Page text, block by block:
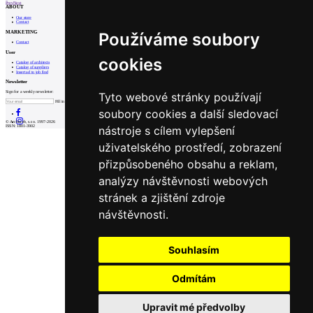
Používáme soubory
cookies
Tyto webové stránky používají
soubory cookies a další sledovací
nástroje s cílem vylepšení
uživatelského prostředí, zobrazení
přizpůsobeného obsahu a reklam,
analýzy návštěvnosti webových
stránek a zjištění zdroje
návštěvnosti.
Souhlasím
Odmítám
Upravit mé předvolby
PrevNext
ABOUT
Our store
Contact
MARKETING
Contact
User
Catalog of architects
Catalog of suppliers
Insert ad to job find
Newsletter
Sign for a weekly newsletter:
Fill in „nospam“
© Archiweb, s.r.o. 1997-2026
ISSN: 1801-3902